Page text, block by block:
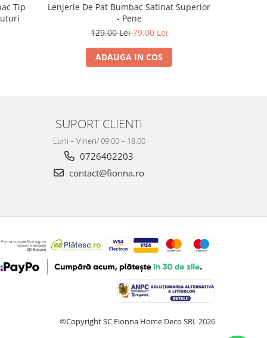
Tip
Lenjerie De Pat Bumbac Satinat Superior
- Pene
129,00 Lei79,00 Lei
ADAUGA IN COS
SUPORT CLIENTI
Luni – Vineri/ 09.00 – 18.00
0726402203
contact@fionna.ro
©Copyright SC Fionna Home Deco SRL 2026